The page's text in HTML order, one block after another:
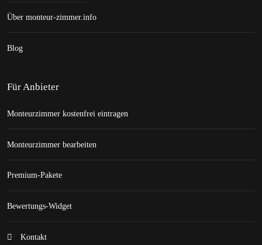
Über monteur-zimmer.info
Blog
Für Anbieter
Monteurzimmer kostenfrei eintragen
Monteurzimmer bearbeiten
Premium-Pakete
Bewertungs-Widget
Kontakt